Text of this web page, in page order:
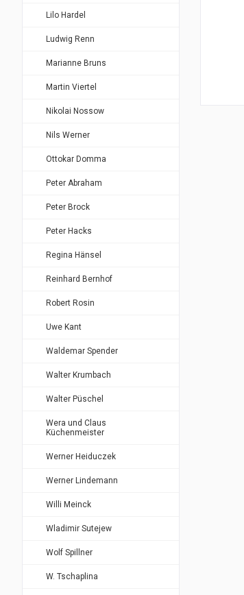
Lilo Hardel
Ludwig Renn
Marianne Bruns
Martin Viertel
Nikolai Nossow
Nils Werner
Ottokar Domma
Peter Abraham
Peter Brock
Peter Hacks
Regina Hänsel
Reinhard Bernhof
Robert Rosin
Uwe Kant
Waldemar Spender
Walter Krumbach
Walter Püschel
Wera und Claus
Küchenmeister
Werner Heiduczek
Werner Lindemann
Willi Meinck
Wladimir Sutejew
Wolf Spillner
W. Tschaplina